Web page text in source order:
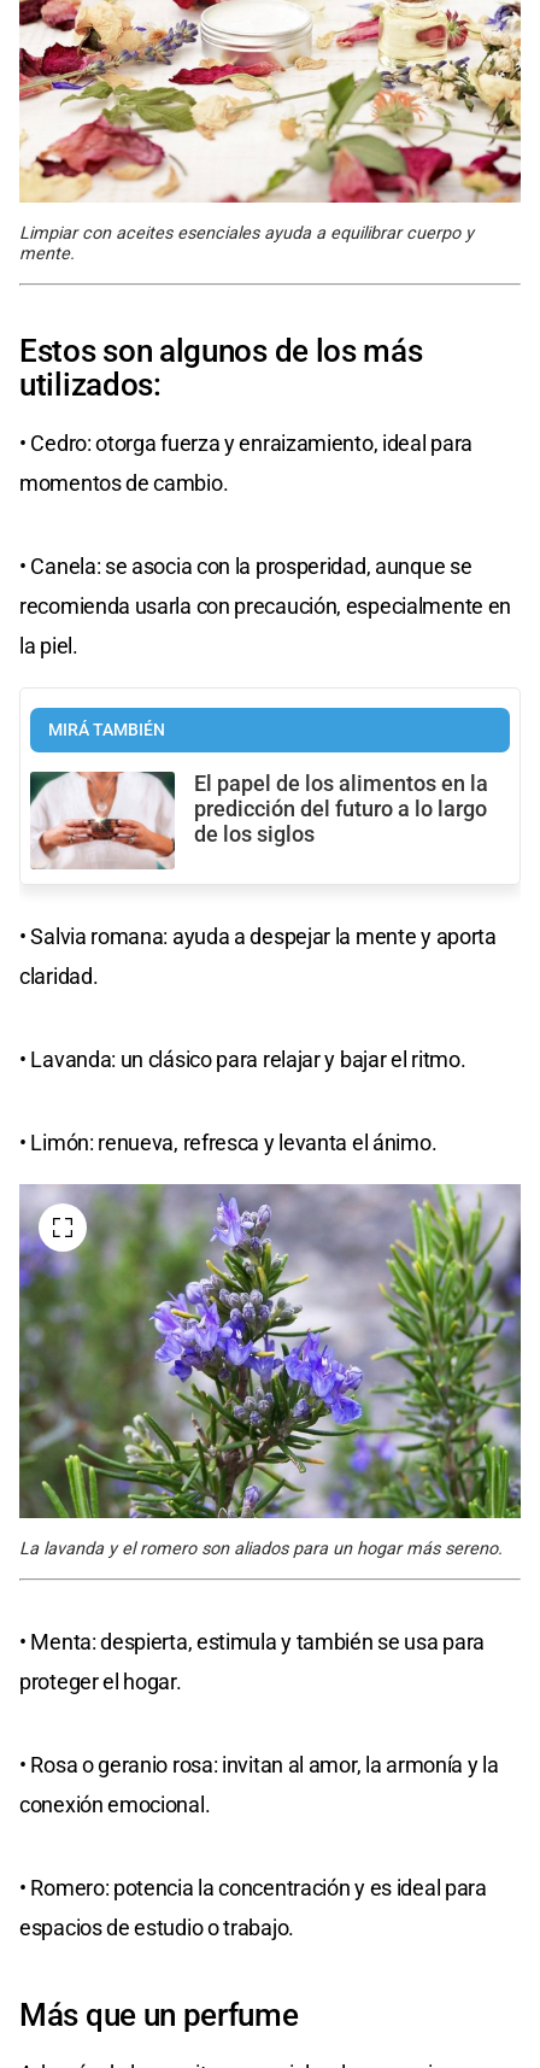
Limpiar con aceites esenciales ayuda a equilibrar cuerpo y
mente.
Estos son algunos de los más
utilizados:
• Cedro: otorga fuerza y enraizamiento, ideal para
momentos de cambio.
• Canela: se asocia con la prosperidad, aunque se
recomienda usarla con precaución, especialmente en
la piel.
MIRÁ TAMBIÉN
El papel de los alimentos en la
predicción del futuro a lo largo
de los siglos
• Salvia romana: ayuda a despejar la mente y aporta
claridad.
• Lavanda: un clásico para relajar y bajar el ritmo.
• Limón: renueva, refresca y levanta el ánimo.
La lavanda y el romero son aliados para un hogar más sereno.
• Menta: despierta, estimula y también se usa para
proteger el hogar.
• Rosa o geranio rosa: invitan al amor, la armonía y la
conexión emocional.
• Romero: potencia la concentración y es ideal para
espacios de estudio o trabajo.
Más que un perfume